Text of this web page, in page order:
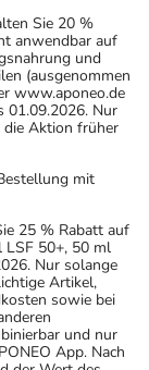
Sie 20 %
anwendbar auf
und
(ausgenommen
www.aponeo.de
01.09.2026. Nur
die Aktion früher
mit
25 % Rabatt auf
LSF 50+, 50 ml
Nur solange
Artikel,
sowie bei
und nur
App. Nach